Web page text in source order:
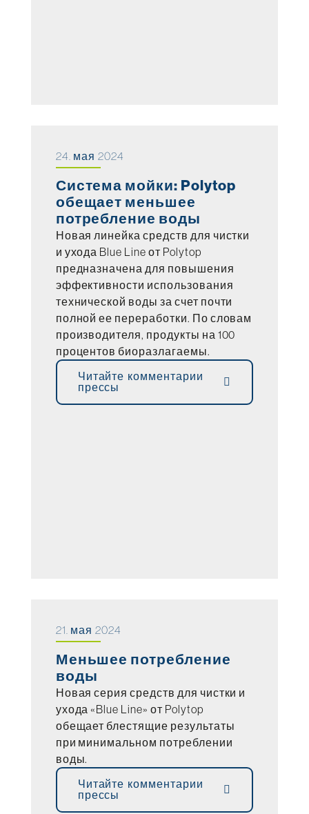
24. мая 2024
Система мойки: Polytop
обещает меньшее
потребление воды
Новая линейка средств для чистки
и ухода Blue Line от Polytop
предназначена для повышения
эффективности использования
технической воды за счет почти
полной ее переработки. По словам
производителя, продукты на 100
процентов биоразлагаемы.
Читайте комментарии
прессы
21. мая 2024
Меньшее потребление
воды
Новая серия средств для чистки и
ухода «Blue Line» от Polytop
обещает блестящие результаты
при минимальном потреблении
воды.
Читайте комментарии
прессы